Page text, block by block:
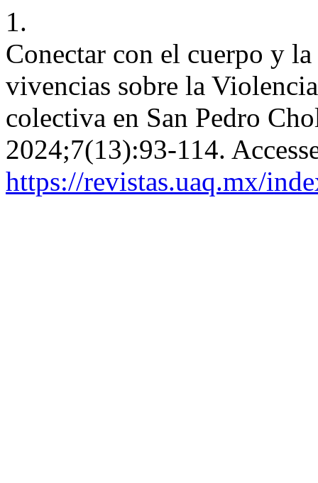
1.
Conectar con el cuerpo y
vivencias sobre la
colectiva en San Pedro
2024;7(13):93-114.
https://revistas.uaq.mx/